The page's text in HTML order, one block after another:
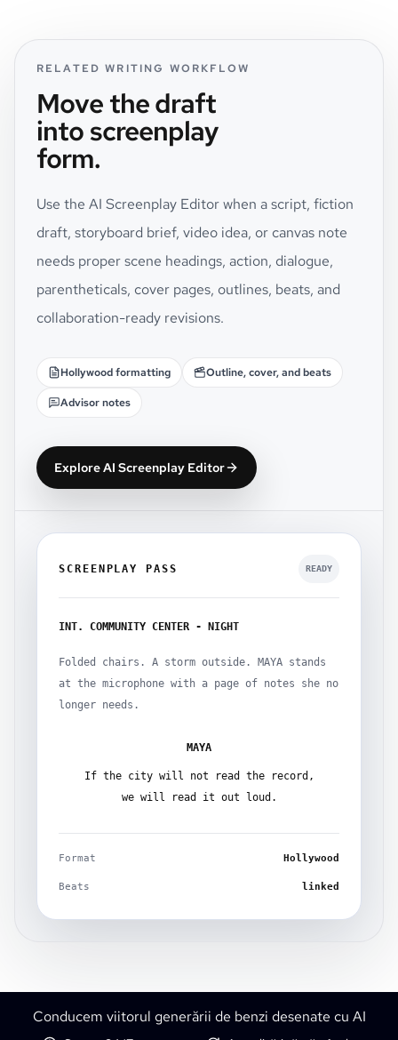
RELATED WRITING WORKFLOW
Move the draft
into screenplay
form.
Use the AI Screenplay Editor when a script, fiction
draft, storyboard brief, video idea, or canvas note
needs proper scene headings, action, dialogue,
parentheticals, cover pages, outlines, beats, and
collaboration-ready revisions.
Hollywood formatting Outline, cover, and beats
Advisor notes
Explore AI Screenplay Editor
SCREENPLAY PASS READY
INT. COMMUNITY CENTER - NIGHT
Folded chairs. A storm outside. MAYA stands
at the microphone with a page of notes she no
longer needs.
MAYA
If the city will not read the record,
we will read it out loud.
Format Hollywood
Beats linked
Conducem viitorul generării de benzi desenate cu AI